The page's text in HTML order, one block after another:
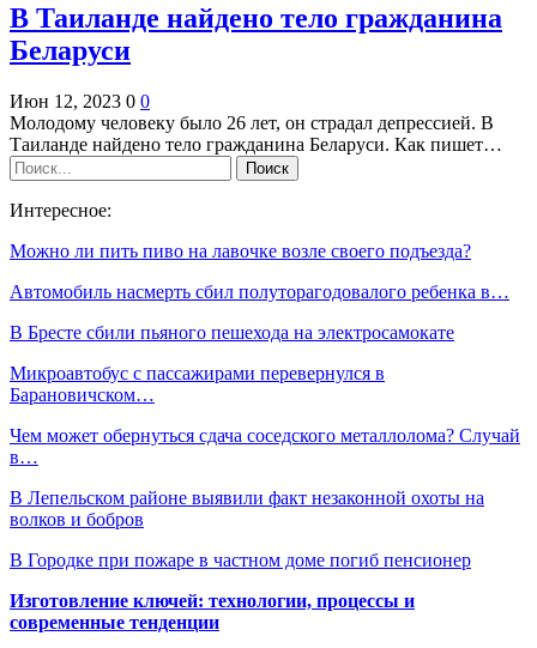
В Таиланде найдено тело гражданина
Беларуси
Июн 12, 2023 0 0
Молодому человеку было 26 лет, он страдал депрессией. В
Таиланде найдено тело гражданина Беларуси. Как пишет…
Интересное:
Можно ли пить пиво на лавочке возле своего подъезда?
Автомобиль насмерть сбил полуторагодовалого ребенка в…
В Бресте сбили пьяного пешехода на электросамокате
Микроавтобус с пассажирами перевернулся в
Барановичском…
Чем может обернуться сдача соседского металлолома? Случай
в…
В Лепельском районе выявили факт незаконной охоты на
волков и бобров
В Городке при пожаре в частном доме погиб пенсионер
Изготовление ключей: технологии, процессы и
современные тенденции